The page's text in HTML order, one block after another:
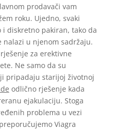
prodavači vam
roku. Ujedno, svaki
diskretno pakiran, tako da
nalazi u njenom sadržaju.
za erektivne
Ne samo da su
pripadaju starijoj životnoj
odlično rješenje kada
ejakulaciju. Stoga
problema u vezi
Viagra